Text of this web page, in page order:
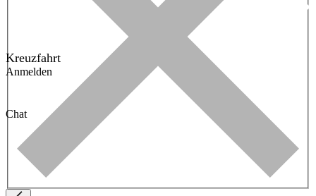
Kreuzfahrt
Anmelden
Chat